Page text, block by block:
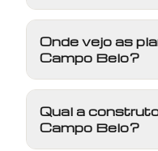
Onde vejo as
Campo Belo?
Qual a
Campo Belo?